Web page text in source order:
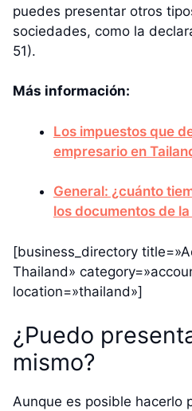
puedes presentar otros
sociedades, como la
51).
Más información:
Los impuestos que
empresario en
General: ¿cuánto
los documentos de
[business_directory
Thailand»
location=»thailand»]
¿Puedo
mismo?
Aunque es posible hacerlo